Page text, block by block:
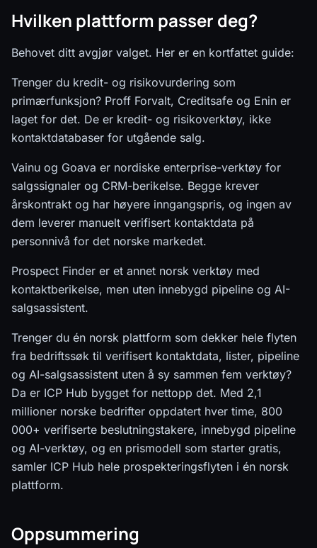
Hvilken plattform passer deg?
Behovet ditt avgjør valget. Her er en kortfattet guide:
Trenger du kredit- og risikovurdering som
primærfunksjon? Proff Forvalt, Creditsafe og Enin er
laget for det. De er kredit- og risikoverktøy, ikke
kontaktdatabaser for utgående salg.
Vainu og Goava er nordiske enterprise-verktøy for
salgssignaler og CRM-berikelse. Begge krever
årskontrakt og har høyere inngangspris, og ingen av
dem leverer manuelt verifisert kontaktdata på
personnivå for det norske markedet.
Prospect Finder er et annet norsk verktøy med
kontaktberikelse, men uten innebygd pipeline og AI-
salgsassistent.
Trenger du én norsk plattform som dekker hele flyten
fra bedriftssøk til verifisert kontaktdata, lister, pipeline
og AI-salgsassistent uten å sy sammen fem verktøy?
Da er ICP Hub bygget for nettopp det. Med 2,1
millioner norske bedrifter oppdatert hver time, 800
000+ verifiserte beslutningstakere, innebygd pipeline
og AI-verktøy, og en prismodell som starter gratis,
samler ICP Hub hele prospekteringsflyten i én norsk
plattform.
Oppsummering